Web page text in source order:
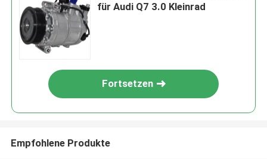
für Audi Q7 3.0 Kleinrad
Fortsetzen
Empfohlene Produkte